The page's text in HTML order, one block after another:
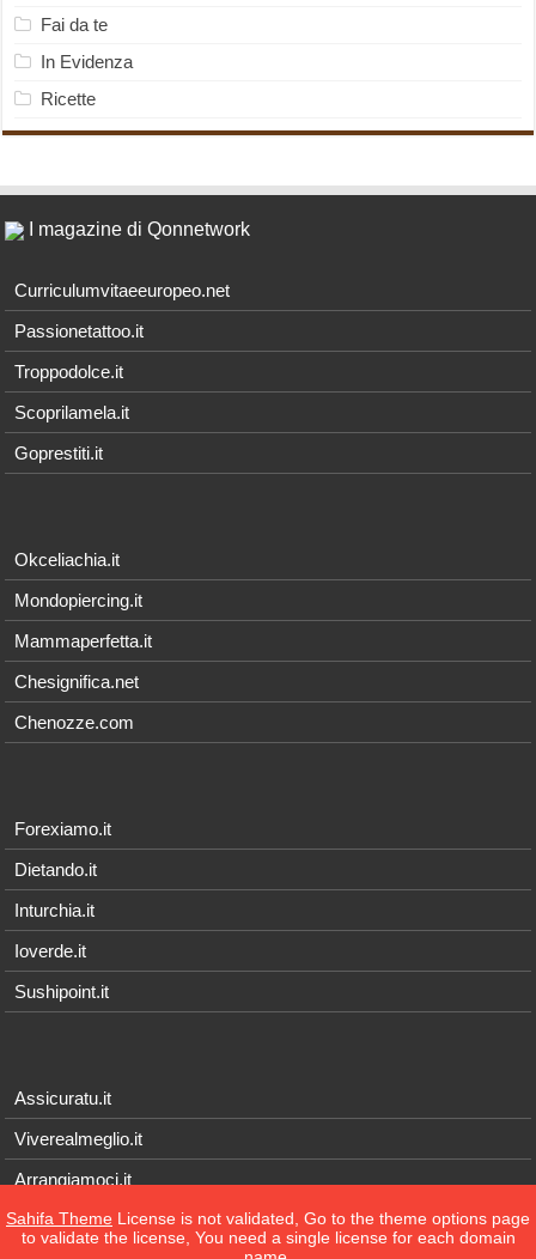
Fai da te
In Evidenza
Ricette
I magazine di Qonnetwork
Curriculumvitaeeuropeo.net
Passionetattoo.it
Troppodolce.it
Scoprilamela.it
Goprestiti.it
Okceliachia.it
Mondopiercing.it
Mammaperfetta.it
Chesignifica.net
Chenozze.com
Forexiamo.it
Dietando.it
Inturchia.it
Ioverde.it
Sushipoint.it
Assicuratu.it
Viverealmeglio.it
Arrangiamoci.it
Tecnichef.it
Sahifa Theme License is not validated, Go to the theme options page
to validate the license, You need a single license for each domain